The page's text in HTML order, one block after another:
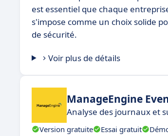
est essentiel que chaque
s'impose comme un choix solide
de sécurité.
Voir plus de détails
ManageEngine
Analyse des journaux et
Version gratuite Essai gratuit